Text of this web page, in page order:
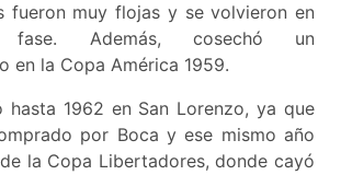
fueron muy flojas y se volvieron en
Además, cosechó un
en la Copa América 1959.
hasta 1962 en San Lorenzo, ya que
por Boca y ese mismo año
la Copa Libertadores, donde cayó